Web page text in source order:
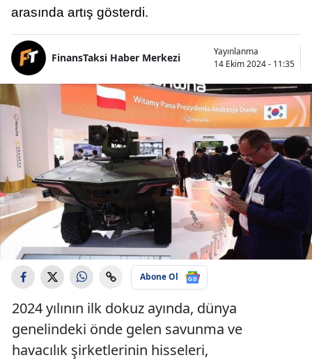
arasında artış gösterdi.
FinansTaksi Haber Merkezi
Yayınlanma
14 Ekim 2024 - 11:35
Abone Ol
2024 yılının ilk dokuz ayında, dünya
genelindeki önde gelen savunma ve
havacılık şirketlerinin hisseleri,